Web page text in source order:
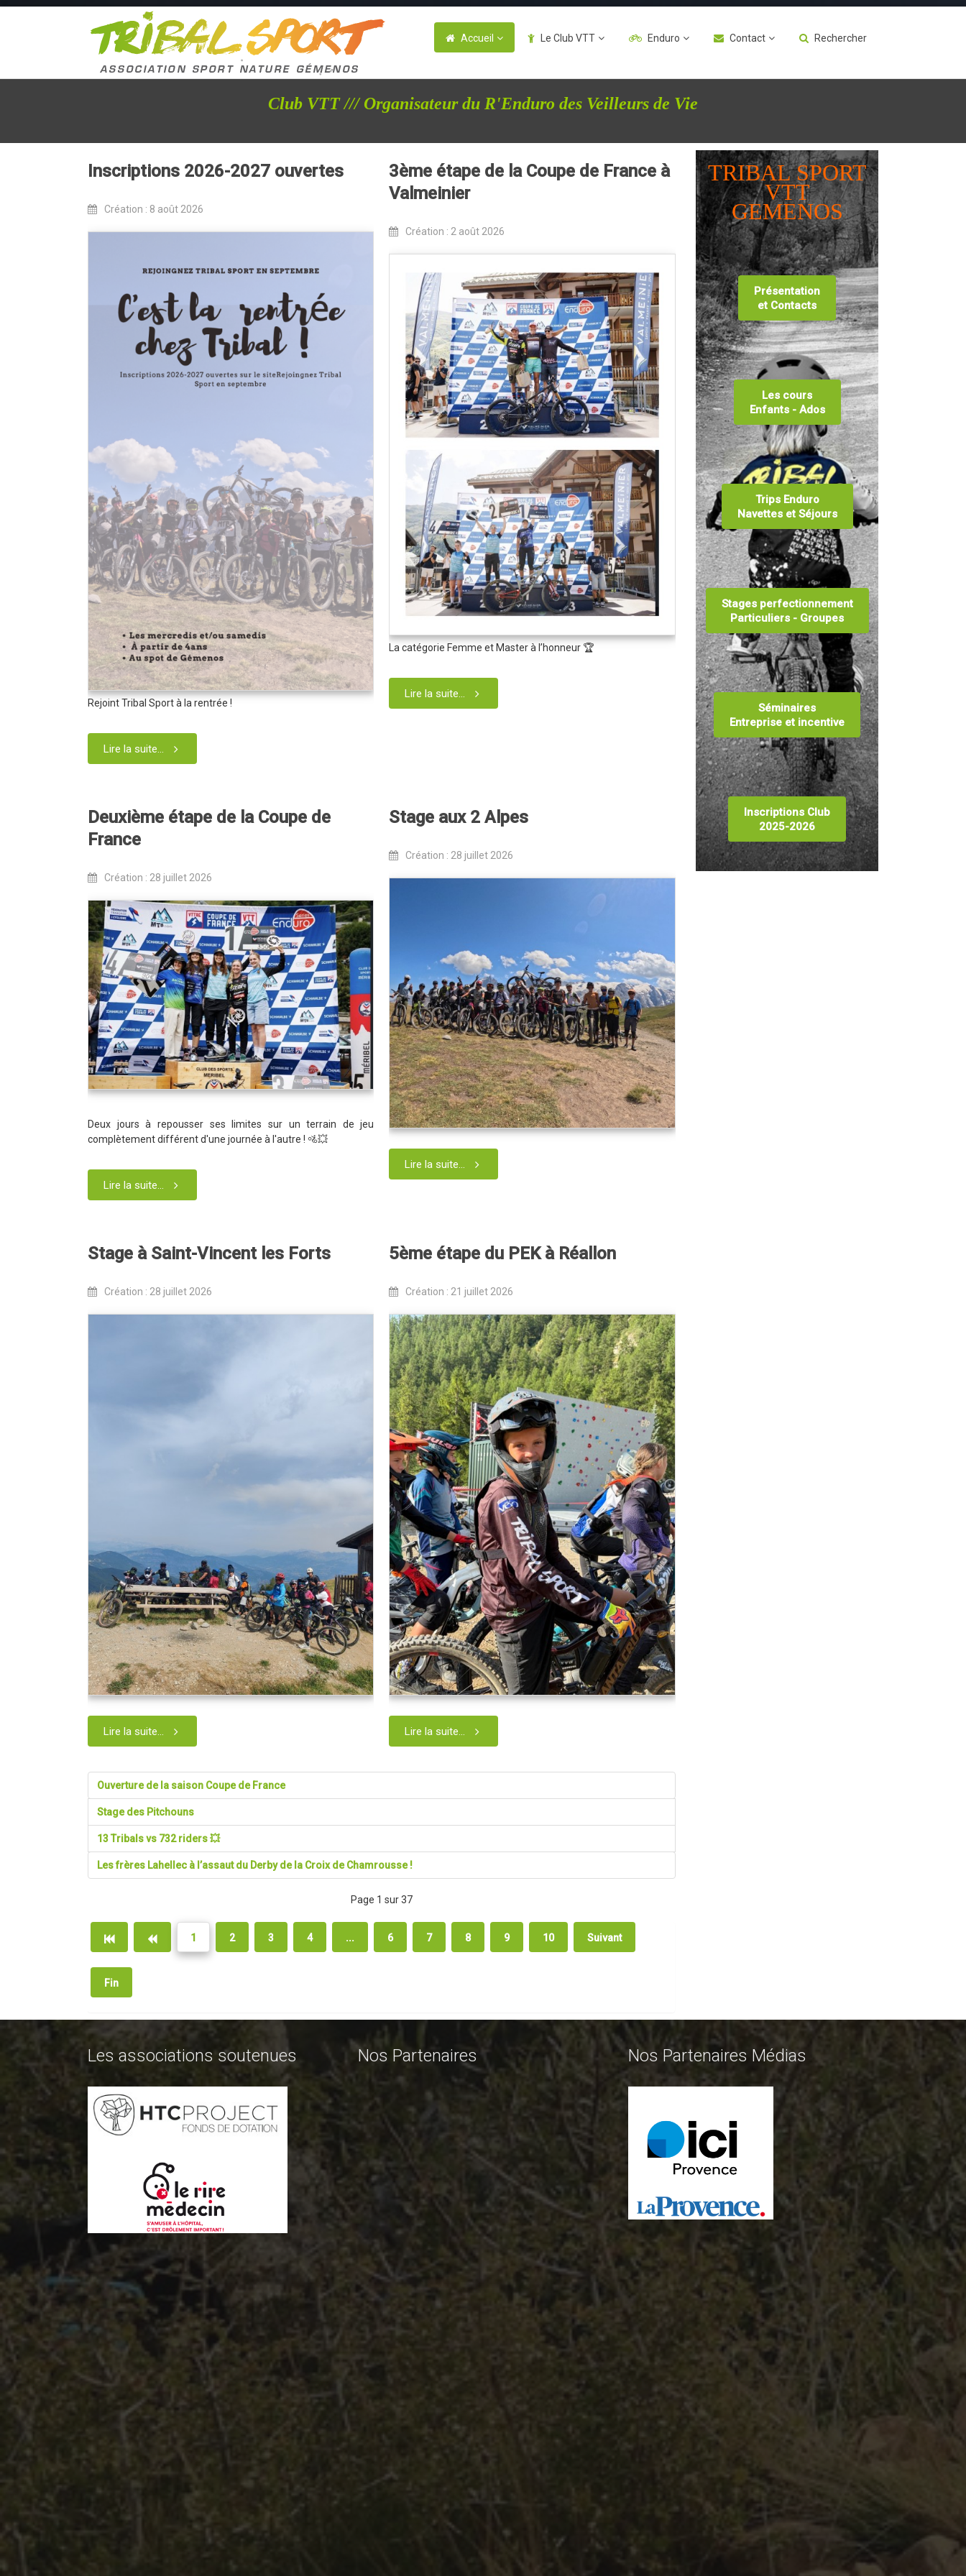
Accueil Le Club VTT Enduro Contact Rechercher
Club VTT /// Organisateur du R'Enduro des Veilleurs de Vie
Inscriptions 2026-2027 ouvertes
Création : 8 août 2026
Rejoint Tribal Sport à la rentrée !
Lire la suite...
3ème étape de la Coupe de France à
Valmeinier
Création : 2 août 2026
La catégorie Femme et Master à l’honneur 🏆
Lire la suite...
Deuxième étape de la Coupe de
France
Création : 28 juillet 2026
Deux jours à repousser ses limites sur un terrain de jeu
complètement différent d'une journée à l'autre ! 🚵💥
Lire la suite...
Stage aux 2 Alpes
Création : 28 juillet 2026
Lire la suite...
Stage à Saint-Vincent les Forts
Création : 28 juillet 2026
Lire la suite...
5ème étape du PEK à Réallon
Création : 21 juillet 2026
Lire la suite...
Ouverture de la saison Coupe de France
Stage des Pitchouns
13 Tribals vs 732 riders 💥
Les frères Lahellec à l’assaut du Derby de la Croix de Chamrousse !
Page 1 sur 37
1 2 3 4 ... 6 7 8 9 10 Suivant
Fin
TRIBAL SPORT
VTT
GEMENOS
Présentation
et Contacts
Les cours
Enfants - Ados
Trips Enduro
Navettes et Séjours
Stages perfectionnement
Particuliers - Groupes
Séminaires
Entreprise et incentive
Inscriptions Club
2025-2026
Les associations soutenues Nos Partenaires Nos Partenaires Médias